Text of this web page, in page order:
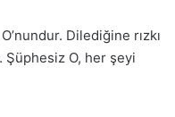
Dilediğine rızkı
Şüphesiz O, her şeyi